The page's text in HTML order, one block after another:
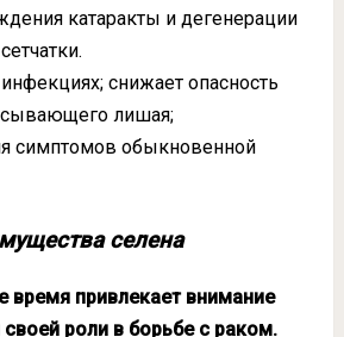
катаракты и дегенерации
снижает опасность
лишая;
симптомов обыкновенной
селена
время привлекает внимание
роли в борьбе с раком.